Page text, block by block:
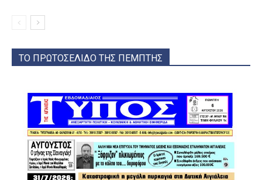
ΤΟ ΠΡΩΤΟΣΕΛΙΔΟ ΤΗΣ ΠΕΜΠΤΗΣ